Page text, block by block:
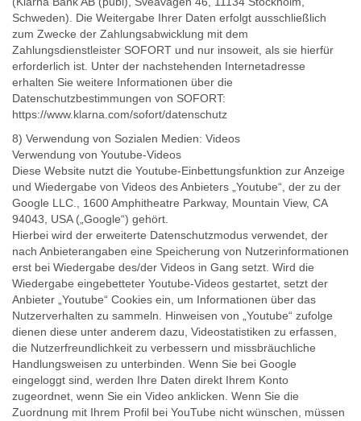
Schweden). Die Weitergabe Ihrer Daten erfolgt ausschließlich
zum Zwecke der Zahlungsabwicklung mit dem
Zahlungsdienstleister SOFORT und nur insoweit, als sie hierfür
erforderlich ist. Unter der nachstehenden Internetadresse
erhalten Sie weitere Informationen über die
Datenschutzbestimmungen von SOFORT:
https://www.klarna.com/sofort/datenschutz
8) Verwendung von Sozialen Medien: Videos
Verwendung von Youtube-Videos
Diese Website nutzt die Youtube-Einbettungsfunktion zur Anzeige
und Wiedergabe von Videos des Anbieters „Youtube“, der zu der
Google LLC., 1600 Amphitheatre Parkway, Mountain View, CA
94043, USA („Google“) gehört.
Hierbei wird der erweiterte Datenschutzmodus verwendet, der
nach Anbieterangaben eine Speicherung von Nutzerinformationen
erst bei Wiedergabe des/der Videos in Gang setzt. Wird die
Wiedergabe eingebetteter Youtube-Videos gestartet, setzt der
Anbieter „Youtube“ Cookies ein, um Informationen über das
Nutzerverhalten zu sammeln. Hinweisen von „Youtube“ zufolge
dienen diese unter anderem dazu, Videostatistiken zu erfassen,
die Nutzerfreundlichkeit zu verbessern und missbräuchliche
Handlungsweisen zu unterbinden. Wenn Sie bei Google
eingeloggt sind, werden Ihre Daten direkt Ihrem Konto
zugeordnet, wenn Sie ein Video anklicken. Wenn Sie die
Zuordnung mit Ihrem Profil bei YouTube nicht wünschen, müssen